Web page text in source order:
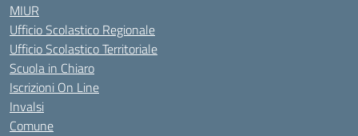
MIUR
Ufficio Scolastico Regionale
Ufficio Scolastico Territoriale
Scuola in Chiaro
Iscrizioni On Line
Invalsi
Comune